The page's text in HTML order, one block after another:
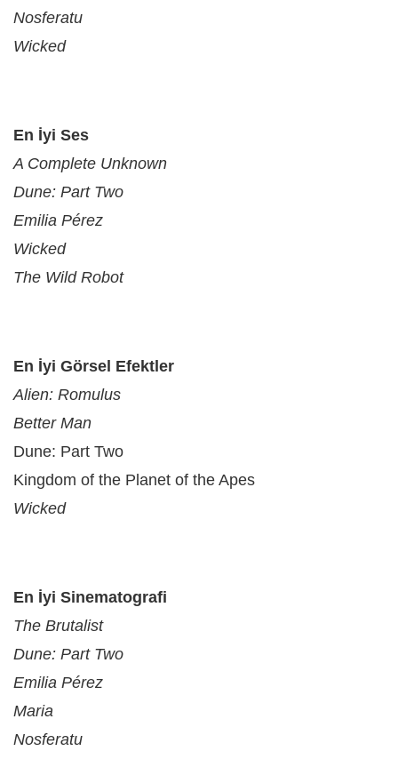
Nosferatu
Wicked
En İyi Ses
A Complete Unknown
Dune: Part Two
Emilia Pérez
Wicked
The Wild Robot
En İyi Görsel Efektler
Alien: Romulus
Better Man
Dune: Part Two
Kingdom of the Planet of the Apes
Wicked
En İyi Sinematografi
The Brutalist
Dune: Part Two
Emilia Pérez
Maria
Nosferatu